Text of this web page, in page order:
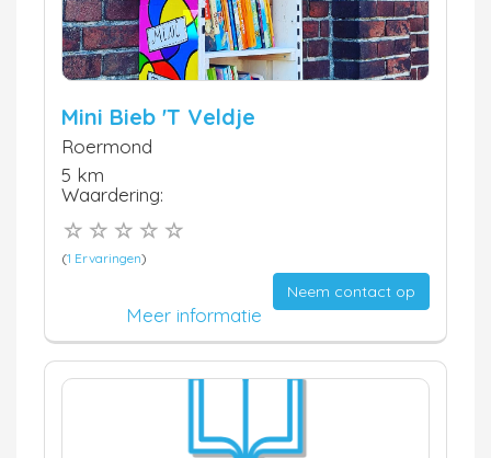
Mini Bieb 'T Veldje
Roermond
5 km
Waardering:
(1 Ervaringen)
Neem contact op
Meer informatie